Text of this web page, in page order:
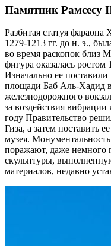
Памятник Рамсесу
Разбитая статуя
1279-1213 гг. до н. э.,
во время раскопок близ
фигура оказалась
Изначально ее
площади Баб Аль-Хадид
железнодорожного
за воздействия
году Правительство
Гиза, а затем поставить
музея.
поражают, даже немного
скульптуры,
материалов, недавно